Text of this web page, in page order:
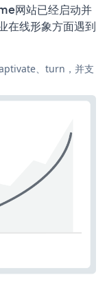
网站已经启动并
在线形象方面遇到
、turn，并支